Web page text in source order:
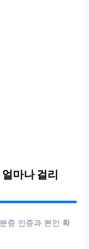
마나 걸리
증 인증과 본인 확